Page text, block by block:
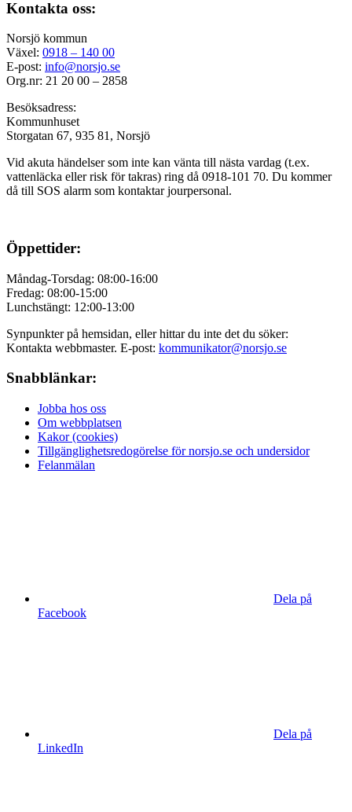
Kontakta oss:
Norsjö kommun
Växel: 0918 – 140 00
E-post: info@norsjo.se
Org.nr: 21 20 00 – 2858
Besöksadress:
Kommunhuset
Storgatan 67, 935 81, Norsjö
Vid akuta händelser som inte kan vänta till nästa vardag (t.ex.
vattenläcka ellerrisk för takras) ring då 0918-101 70. Du kommer
då till SOS alarm som kontaktar jourpersonal.
Öppettider:
Måndag-Torsdag: 08:00-16:00
Fredag: 08:00-15:00
Lunchstängt: 12:00-13:00
Synpunkter på hemsidan, eller hittar du inte det du söker:
Kontakta webbmaster. E-post: kommunikator@norsjo.se
Snabblänkar:
Jobba hos oss
Om webbplatsen
Kakor (cookies)
Tillgänglighetsredogörelse för norsjo.se och undersidor
Felanmälan
Dela på
Facebook
Dela på
LinkedIn